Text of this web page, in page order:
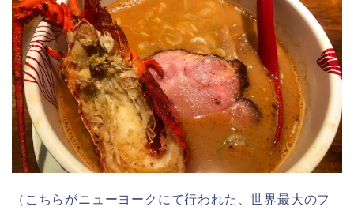
（こちらがニューヨークにて行われた、世界最大のフ